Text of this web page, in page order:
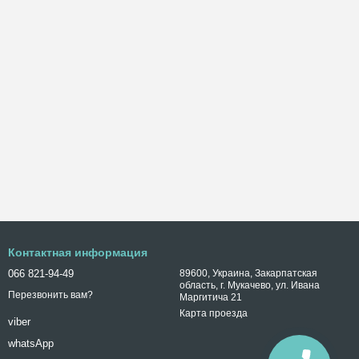
Контактная информация
066 821-94-49
Перезвонить вам?
viber
whatsApp
89600, Украина, Закарпатская
область, г. Мукачево, ул. Ивана
Маргитича 21
Карта проезда